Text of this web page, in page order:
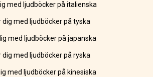
med ljudböcker på italienska
dig med ljudböcker på tyska
med ljudböcker på japanska
dig med ljudböcker på ryska
med ljudböcker på kinesiska